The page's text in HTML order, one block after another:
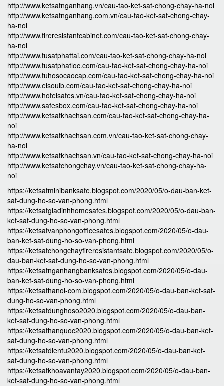
http://www.ketsatnganhang.vn/cau-tao-ket-sat-chong-chay-ha-noi
http://www.ketsatnganhang.com.vn/cau-tao-ket-sat-chong-chay-
ha-noi
http://www.fireresistantcabinet.com/cau-tao-ket-sat-chong-chay-
ha-noi
http://www.tusatphattai.com/cau-tao-ket-sat-chong-chay-ha-noi
http://www.tusatphatloc.com/cau-tao-ket-sat-chong-chay-ha-noi
http://www.tuhosocaocap.com/cau-tao-ket-sat-chong-chay-ha-noi
http://www.elsoulb.com/cau-tao-ket-sat-chong-chay-ha-noi
http://www.hotelsafes.vn/cau-tao-ket-sat-chong-chay-ha-noi
http://www.safesbox.com/cau-tao-ket-sat-chong-chay-ha-noi
http://www.ketsatkhachsan.com/cau-tao-ket-sat-chong-chay-ha-
noi
http://www.ketsatkhachsan.com.vn/cau-tao-ket-sat-chong-chay-
ha-noi
http://www.ketsatkhachsan.vn/cau-tao-ket-sat-chong-chay-ha-noi
http://www.ketsatchongchay.vn/cau-tao-ket-sat-chong-chay-ha-
noi
https://ketsatminibanksafe.blogspot.com/2020/05/o-dau-ban-ket-
sat-dung-ho-so-van-phong.html
https://ketsatgiadinhhomesafes.blogspot.com/2020/05/o-dau-ban-
ket-sat-dung-ho-so-van-phong.html
https://ketsatvanphongofficesafes.blogspot.com/2020/05/o-dau-
ban-ket-sat-dung-ho-so-van-phong.html
https://ketsatchongchayfireresistantsafe.blogspot.com/2020/05/o-
dau-ban-ket-sat-dung-ho-so-van-phong.html
https://ketsatnganhangbanksafes.blogspot.com/2020/05/o-dau-
ban-ket-sat-dung-ho-so-van-phong.html
https://ketsathanoi-com.blogspot.com/2020/05/o-dau-ban-ket-sat-
dung-ho-so-van-phong.html
https://ketsatdunghoso2020.blogspot.com/2020/05/o-dau-ban-
ket-sat-dung-ho-so-van-phong.html
https://ketsathanquoc2020.blogspot.com/2020/05/o-dau-ban-ket-
sat-dung-ho-so-van-phong.html
https://ketsatdientu2020.blogspot.com/2020/05/o-dau-ban-ket-
sat-dung-ho-so-van-phong.html
https://ketsatkhoavantay2020.blogspot.com/2020/05/o-dau-ban-
ket-sat-dung-ho-so-van-phong.html